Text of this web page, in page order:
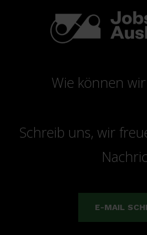
Wie können
Schreib uns, wir
E-MAIL